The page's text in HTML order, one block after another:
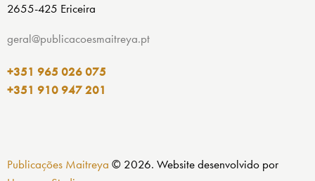
2655-425 Ericeira
geral@publicacoesmaitreya.pt
+351 965 026 075
+351 910 947 201
Publicações Maitreya © 2026. Website desenvolvido por